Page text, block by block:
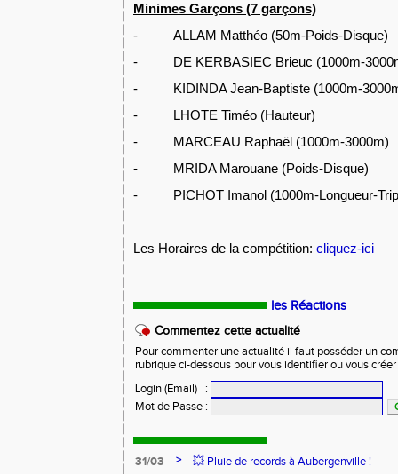
Minimes Garçons (7 garçons)
- ALLAM Matthéo (50m-Poids-Disque)
- DE KERBASIEC Brieuc (1000m-
- KIDINDA Jean-Baptiste (1000m-
- LHOTE Timéo (Hauteur)
- MARCEAU Raphaël (1000m-3000m)
- MRIDA Marouane (Poids-Disque)
- PICHOT Imanol (1000m-Longueur-
Les Horaires de la compétition: cliquez-ici
les Réactions
Commentez cette actualité
Pour commenter une actualité il faut posséder un
rubrique ci-dessous pour vous identifier ou vous
Login (Email)
:
Mot de Passe :
31/03 >
💥 Pluie de records à Aubergenville !